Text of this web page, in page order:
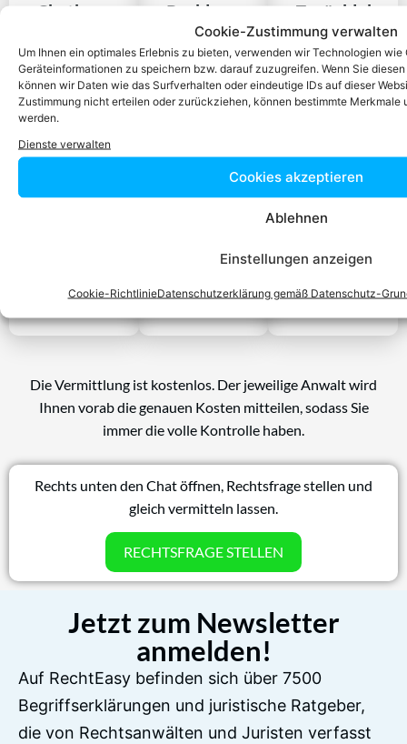
Cookie-Zustimmung verwalten
Um Ihnen ein optimales Erlebnis zu bieten, verwenden wir Technologien wie
Geräteinformationen zu speichern bzw. darauf zuzugreifen. Wenn Sie
können wir Daten wie das Surfverhalten oder eindeutige IDs auf dieser
Zustimmung nicht erteilen oder zurückziehen, können bestimmte Merkmale
werden.
Dienste verwalten
Cookies akzeptieren
Ablehnen
Einstellungen anzeigen
Cookie-RichtlinieDatenschutzerklärung gemäß Datenschutz-
Chatbox
aufmachen
Klicken Sie
auf den
blauen Button
im rechten
benötigen.
Problem
schildern
Erklären Sie,
haben. Gehen
Sie hier auch
Zurücklehnen
Unser Team
beurteilt Ihre
Rechtsfrage
Anwalt/die
Anwältin für
Region.
Die Vermittlung ist kostenlos. Der jeweilige Anwalt wird
Ihnen vorab die genauen Kosten mitteilen, sodass Sie
immer die volle Kontrolle haben.
Rechts unten den Chat öffnen, Rechtsfrage stellen und
gleich vermitteln lassen.
RECHTSFRAGE STELLEN
Jetzt zum Newsletter
anmelden!
Auf RechtEasy befinden sich über 7500
Begriffserklärungen und juristische Ratgeber,
die von Rechtsanwälten und Juristen verfasst